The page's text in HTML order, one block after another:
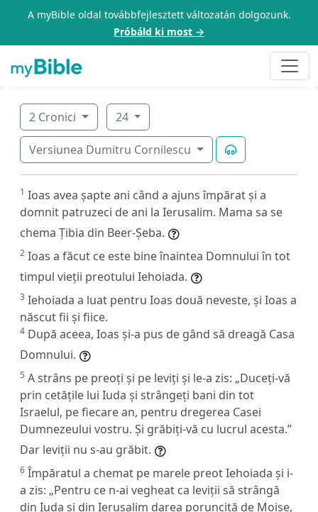
A myBible oldal továbbfejlesztett változatán dolgozunk.
Próbáld ki most →
2 Cronici 24
Versiunea Dumitru Cornilescu
1 Ioas avea șapte ani când a ajuns împărat și a
domnit patruzeci de ani la Ierusalim. Mama sa se
chema Țibia din Beer-Șeba.
2 Ioas a făcut ce este bine înaintea Domnului în tot
timpul vieții preotului Iehoiada.
3 Iehoiada a luat pentru Ioas două neveste, și Ioas a
născut fii și fiice.
4 După aceea, Ioas și-a pus de gând să dreagă Casa
Domnului.
5 A strâns pe preoți și pe leviți și le-a zis: „Duceți-vă
prin cetățile lui Iuda și strângeți bani din tot
Israelul, pe fiecare an, pentru dregerea Casei
Dumnezeului vostru. Și grăbiți-vă cu lucrul acesta.”
Dar leviții nu s-au grăbit.
6 Împăratul a chemat pe marele preot Iehoiada și i-
a zis: „Pentru ce n-ai vegheat ca leviții să strângă
din Iuda și din Ierusalim darea poruncită de Moise,